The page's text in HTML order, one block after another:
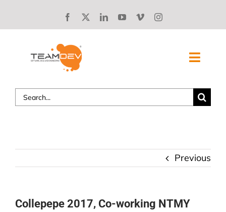
SOLUZIONI
STORIE DI SUCCESSO
LAVORA CON NOI
Search
for:
Previous
Collepepe 2017, Co-working NTMY